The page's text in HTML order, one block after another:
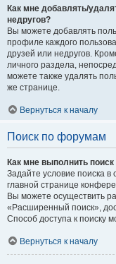
Как мне добавлять/
недругов?
Вы можете добавлять
профиле каждого
друзей или недругов.
личного раздела,
можете также удалять
же странице.
Вернуться к началу
Поиск по форумам
Как мне выполнить
Задайте условие поиска
главной странице
Вы можете осуществить
«Расширенный поиск»,
Способ доступа к поиску
Вернуться к началу